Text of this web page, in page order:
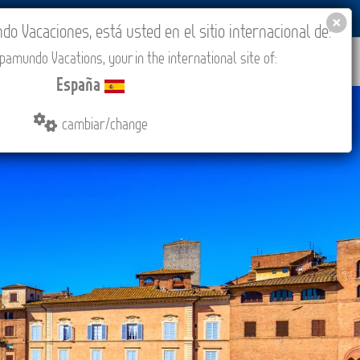
COMPRAR CONTACTO MÁS
Vacaciones, está usted en el sitio internacional de:
Vacations, your in the international site of:
España
cambiar/change